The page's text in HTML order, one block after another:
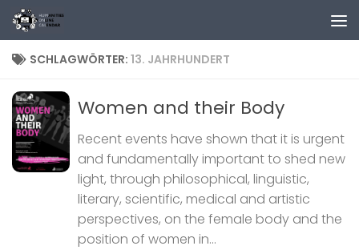
Zum Inhalt springen
SCHLAGWÖRTER: 13. JAHRHUNDERT
Women and their Body
Recent events have shown that it is urgent
and fundamentally important to shed new
light, through philosophical, linguistic,
literary, scientific, medical and artistic
perspectives, on the female body and the
position of women in...